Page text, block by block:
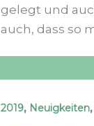
gelegt und
auch, dass so
2019, Neuigkeiten,